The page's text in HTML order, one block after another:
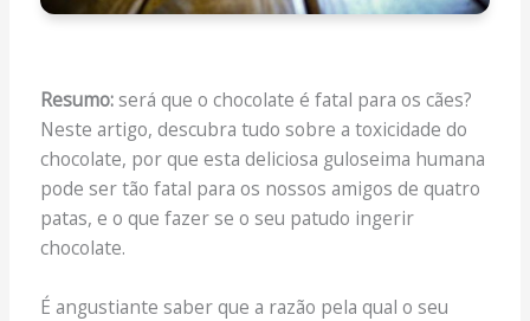
Resumo:será que o chocolate é fatal para os cães?
Neste artigo, descubra tudo sobre a toxicidade do
chocolate, por que esta deliciosa guloseima humana
pode ser tão fatal para os nossos amigos de quatro
patas, e o que fazer se o seu patudo ingerir
chocolate.
É angustiante saber que a razão pela qual o seu